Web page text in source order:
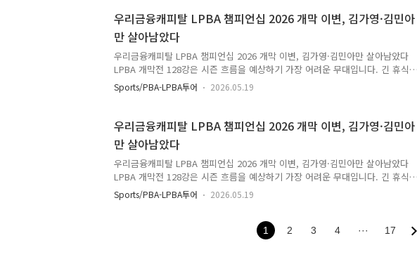
128강과 64강 경기방식이 세트제가 아닌 25점, 50분, 1세트 제로 변경되면서 어
려움을 겪는 선수들이 많습니다. 스롱 피아비와 이미래 등 우승 경험이 있는 강
호들이 조기 탈락했고, 김가영과 김민아 정도만 안정적으로 살아남으면서 16강
판도에도 변화가 생기고 있습니다. LPBA 32강 1일차 주요 경기 결과..
우리금융캐피탈 LPBA 챔피언십 2026 개막 이변, 김가영·김민아
만 살아남았다
우리금융캐피탈 LPBA 챔피언십 2026 개막 이변, 김가영·김민아만 살아남았다
LPBA 개막전 128강은 시즌 흐름을 예상하기 가장 어려운 무대입니다. 긴 휴식
기 이후 처음 실전에 들어가는 만큼 랭킹보다 경기 감각이 더 중요하게 작용하기
때문입니다. 이번 우리금융캐피탈 LPBA 챔피언십 2026 역시 32강 1일차부터 예
128강과 64강 경기방식이 세트제가 아닌 25점, 50분, 1세트 제로 변경되면서 어
려움을 겪는 선수들이 많습니다. 스롱 피아비와 이미래 등 우승 경험이 있는 강
호들이 조기 탈락했고, 김가영과 김민아 정도만 안정적으로 살아남으면서 16강
판도에도 변화가 생기고 있습니다. LPBA 32강 1일차 주요 경기 결과..
Sports/PBA-LPBA투어 2026.05.19
우리금융캐피탈 LPBA 챔피언십 2026 개막 이변, 김가영·김민아
만 살아남았다
우리금융캐피탈 LPBA 챔피언십 2026 개막 이변, 김가영·김민아만 살아남았다
LPBA 개막전 128강은 시즌 흐름을 예상하기 가장 어려운 무대입니다. 긴 휴식
기 이후 처음 실전에 들어가는 만큼 랭킹보다 경기 감각이 더 중요하게 작용하기
때문입니다. 이번 우리금융캐피탈 LPBA 챔피언십 2026 역시 32강 1일차부터 예
128강과 64강 경기방식이 세트제가 아닌 25점, 50분, 1세트 제로 변경되면서 어
려움을 겪는 선수들이 많습니다. 스롱 피아비와 이미래 등 우승 경험이 있는 강
Sports/PBA-LPBA투어 2026.05.19
1 2 3 4 ··· 17